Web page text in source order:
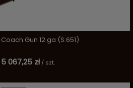
Coach Gun 12 ga (S.651)
5 067,25 zł / szt.